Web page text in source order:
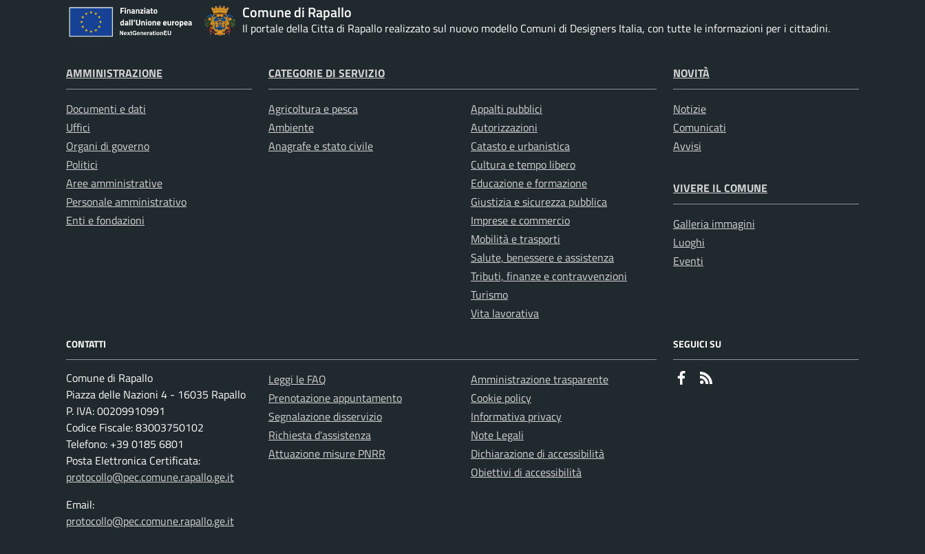
Comune di Rapallo
Il portale della Citta di Rapallo realizzato sul nuovo modello Comuni di Designers Italia, con tutte le informazioni per i cittadini.
AMMINISTRAZIONE
Documenti e dati
Uffici
Organi di governo
Politici
Aree amministrative
Personale amministrativo
Enti e fondazioni
CATEGORIE DI SERVIZIO
Agricoltura e pesca
Ambiente
Anagrafe e stato civile
Appalti pubblici
Autorizzazioni
Catasto e urbanistica
Cultura e tempo libero
Educazione e formazione
Giustizia e sicurezza pubblica
Imprese e commercio
Mobilità e trasporti
Salute, benessere e assistenza
Tributi, finanze e contravvenzioni
Turismo
Vita lavorativa
NOVITÀ
Notizie
Comunicati
Avvisi
VIVERE IL COMUNE
Galleria immagini
Luoghi
Eventi
CONTATTI
Comune di Rapallo
Piazza delle Nazioni 4 - 16035 Rapallo
P. IVA: 00209910991
Codice Fiscale: 83003750102
Telefono: +39 0185 6801
Posta Elettronica Certificata:
protocollo@pec.comune.rapallo.ge.it
Email:
protocollo@pec.comune.rapallo.ge.it
Leggi le FAQ
Prenotazione appuntamento
Segnalazione disservizio
Richiesta d'assistenza
Attuazione misure PNRR
Amministrazione trasparente
Cookie policy
Informativa privacy
Note Legali
Dichiarazione di accessibilità
Obiettivi di accessibilità
SEGUICI SU
Faceboook